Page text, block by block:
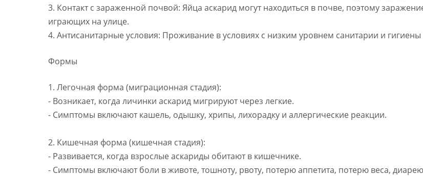
3. Контакт с зараженной почвой: Яйца аскарид могут находиться в почве, поэтому
играющих на улице.
4. Антисанитарные условия: Проживание в условиях с низким уровнем санитарии и
Формы
1. Легочная форма (миграционная стадия):
- Возникает, когда личинки аскарид мигрируют через легкие.
- Симптомы включают кашель, одышку, хрипы, лихорадку и аллергические реакции.
2. Кишечная форма (кишечная стадия):
- Развивается, когда взрослые аскариды обитают в кишечнике.
- Симптомы включают боли в животе, тошноту, рвоту, потерю аппетита, потерю веса,